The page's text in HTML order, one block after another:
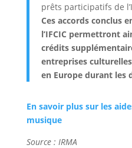
prêts participatifs de
Ces accords conclus
l’IFCIC permettront
crédits
entreprises
en Europe durant les
En savoir plus sur les
musique
Source : IRMA